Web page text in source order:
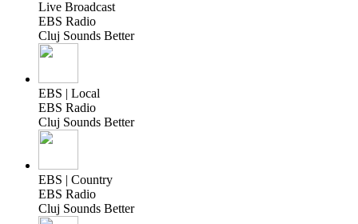
Live Broadcast
EBS Radio
Cluj Sounds Better
EBS | Local
EBS Radio
Cluj Sounds Better
EBS | Country
EBS Radio
Cluj Sounds Better